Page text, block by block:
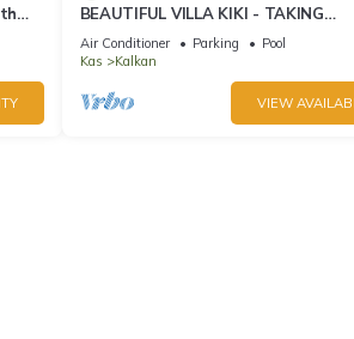
BEAUTIFUL VILLA KIKI - TAKING
BOOKINGS FOR 2025
Air Conditioner Parking
Pool
Kas
Kalkan
VIEW